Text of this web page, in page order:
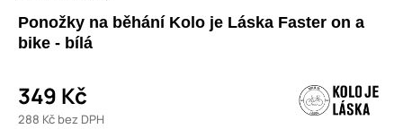
Ponožky na běhání Kolo je Láska Faster on a
bike - bílá
349 Kč
288 Kč bez DPH